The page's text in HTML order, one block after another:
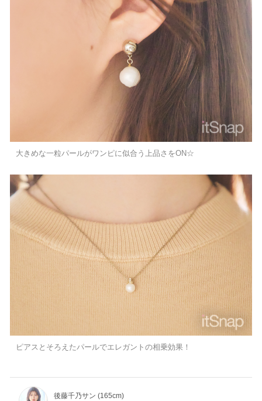
大きめな一粒パールがワンピに似合う上品さをON☆
ピアスとそろえたパールでエレガントの相乗効果！
後藤千乃サン (165cm)